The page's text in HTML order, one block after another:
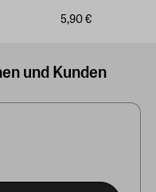
5,90 €
und Kunden